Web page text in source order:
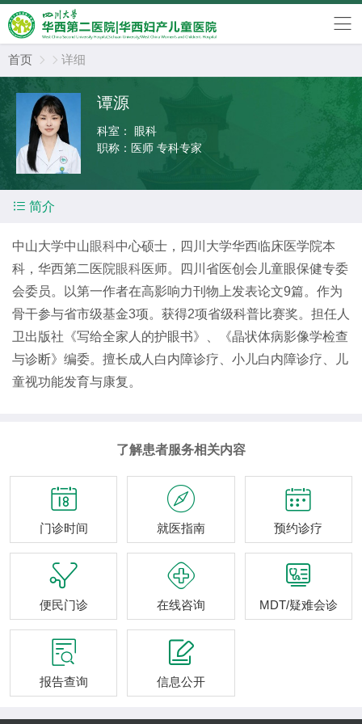
首页   详细
谭源
科室：
眼科
职称： 医师 专科专家
 简介
中山大学中山眼科中心硕士，四川大学华西临床医学院本
科，华西第二医院眼科医师。四川省医创会儿童眼保健专委
会委员。以第一作者在高影响力刊物上发表论文9篇。作为
骨干参与省市级基金3项。获得2项省级科普比赛奖。担任人
卫出版社《写给全家人的护眼书》、《晶状体病影像学检查
与诊断》编委。擅长成人白内障诊疗、小儿白内障诊疗、儿
童视功能发育与康复。
了解患者服务相关内容

门诊时间

就医指南

预约诊疗

便民门诊

在线咨询

MDT/疑难会诊

报告查询

信息公开